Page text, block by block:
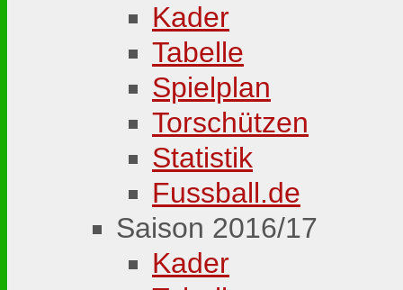
Kader
Tabelle
Spielplan
Torschützen
Statistik
Fussball.de
Saison 2016/17
Kader